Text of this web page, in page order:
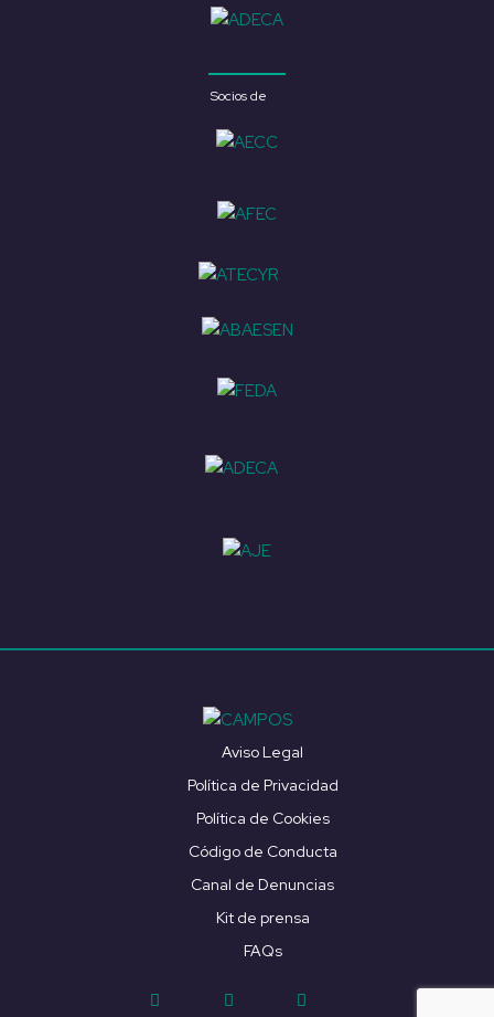
Socios de
Aviso Legal
Política de Privacidad
Política de Cookies
Código de Conducta
Canal de Denuncias
Kit de prensa
FAQs